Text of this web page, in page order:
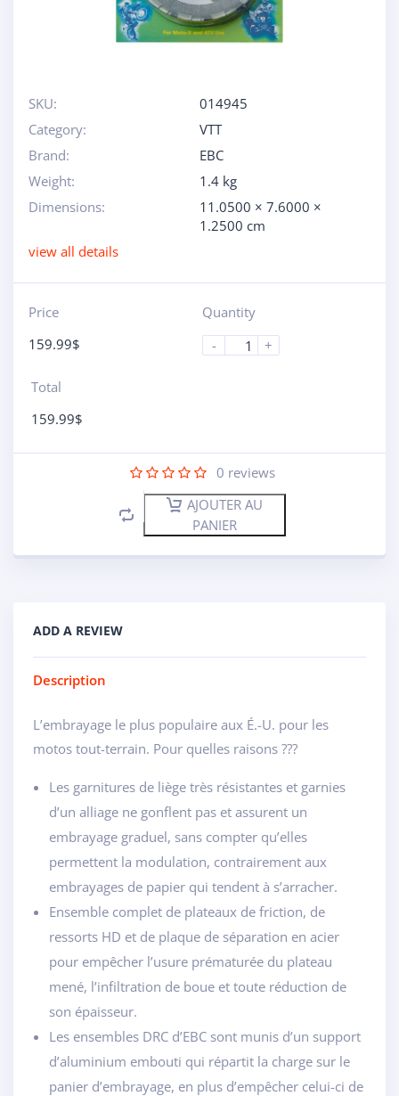
SKU:
014945
Category:
VTT
Brand:
EBC
Weight:
1.4 kg
Dimensions:
11.0500 × 7.6000 ×
1.2500 cm
view all details
Price
159.99$
Quantity
-
+
Total
159.99$
0 reviews
AJOUTER AU
PANIER
ADD A REVIEW
Description
L’embrayage le plus populaire aux É.-U. pour les
motos tout-terrain. Pour quelles raisons ???
Les garnitures de liège très résistantes et garnies
d’un alliage ne gonflent pas et assurent un
embrayage graduel, sans compter qu’elles
permettent la modulation, contrairement aux
embrayages de papier qui tendent à s’arracher.
Ensemble complet de plateaux de friction, de
ressorts HD et de plaque de séparation en acier
pour empêcher l’usure prématurée du plateau
mené, l’infiltration de boue et toute réduction de
son épaisseur.
Les ensembles DRC d’EBC sont munis d’un support
d’aluminium embouti qui répartit la charge sur le
panier d’embrayage, en plus d’empêcher celui-ci de